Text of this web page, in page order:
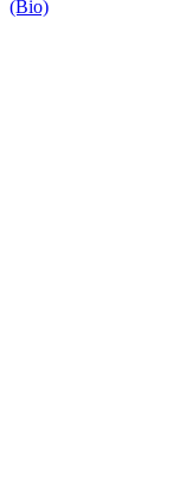
(Bio)